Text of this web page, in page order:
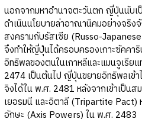
นอกจากมหาอำนาจตะวันตก ญี่ปุ่นนับเ
ดำเนินนโยบายล่าอาณานิคมอย่างจริ
สงครามกับรัสเซีย (Russo-
จึงทำให้ญี่ปุ่นได้ครอบครองเกาะซัคคาริ
อิทธิพลของตนในเกาหลีและแมนจูเรี
2474 เป็นต้นไป ญี่ปุ่นขยายอิทธิพลเข้
จิงได้ใน พ.ศ. 2481 หลังจากเข้าเป็
เยอรมนี และอิตาลี (Tripartite Pact)
อักษะ (Axis Powers) ใน พ.ศ. 2483